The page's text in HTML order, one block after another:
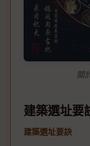
關
建築選址要
建築選址要訣